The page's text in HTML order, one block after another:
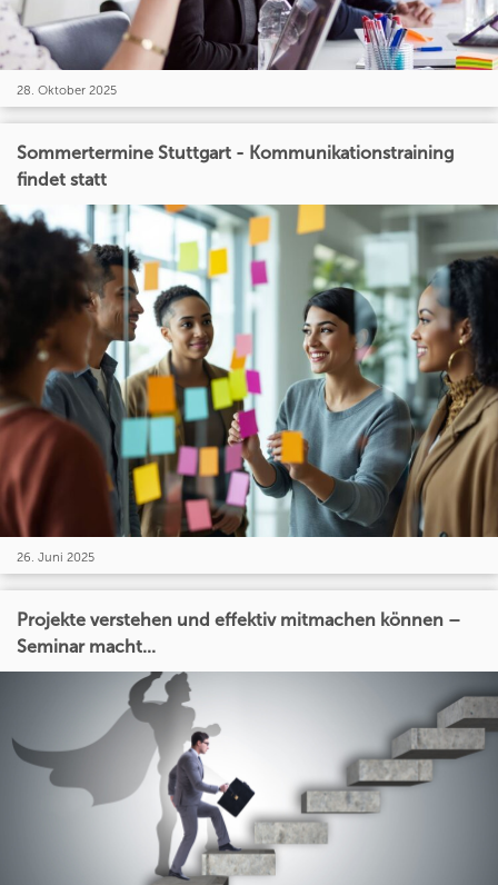
28. Oktober 2025
Sommertermine Stuttgart - Kommunikationstraining
findet statt
26. Juni 2025
Projekte verstehen und effektiv mitmachen können –
Seminar macht...